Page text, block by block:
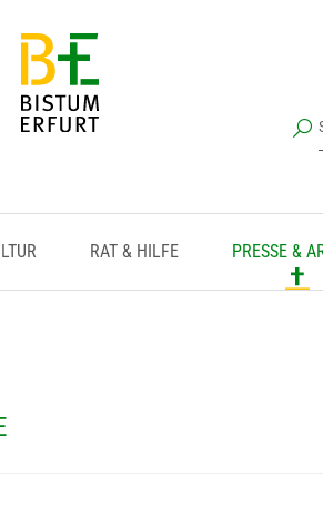
RAT & HILFE PRESSE &